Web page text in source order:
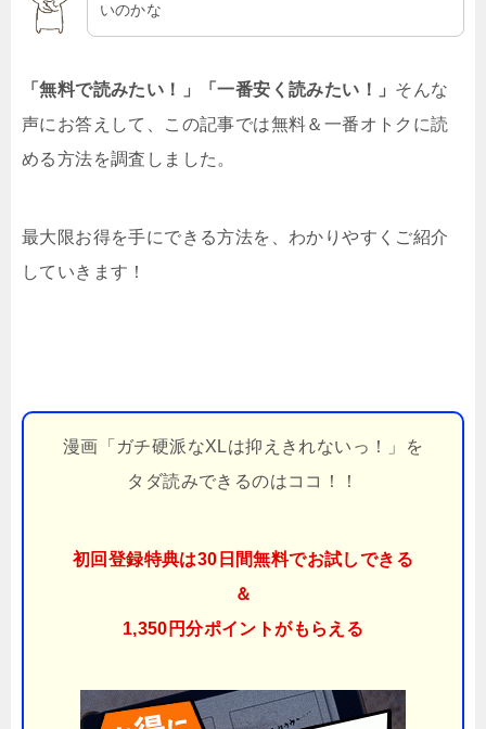
いのかな
「無料で読みたい！」「一番安く読みたい！」 そんな
声にお答えして、この記事では無料＆一番オトクに読
める方法を調査しました。
最大限お得を手にできる方法を、わかりやすくご紹介
していきます！
漫画「ガチ硬派なXLは抑えきれないっ！」を
タダ読みできるのはココ！！
初回登録特典は30日間無料でお試しできる
＆
1,350円分ポイントがもらえる